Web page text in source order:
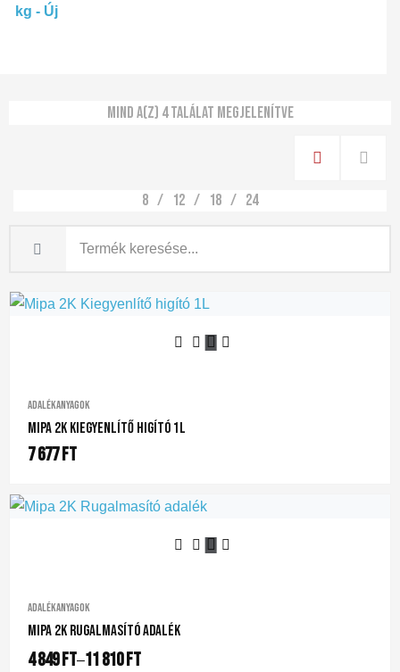
Mind a(z) 4 találat megjelenítve
8 12 18 24
Adalékanyagok
Mipa 2K Kiegyenlítő Higító 1L
7 677Ft
Adalékanyagok
Mipa 2K Rugalmasító Adalék
4 849Ft–11 810Ft